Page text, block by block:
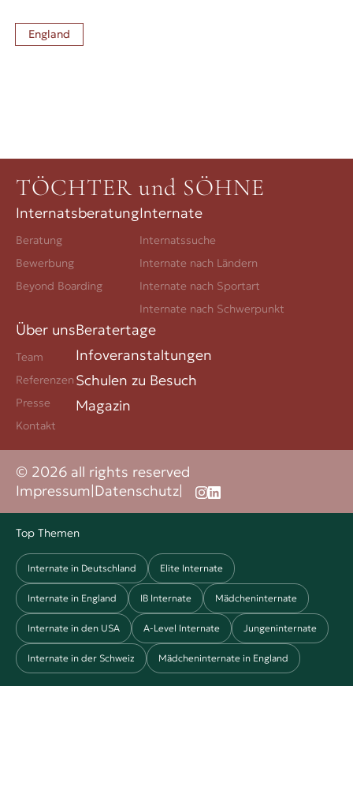
England
TÖCHTER und SÖHNE
Internatsberatung
Beratung
Bewerbung
Beyond Boarding
Internate
Internatssuche
Internate nach Ländern
Internate nach Sportart
Internate nach Schwerpunkt
Über uns
Team
Referenzen
Presse
Kontakt
Beratertage
Infoveranstaltungen
Schulen zu Besuch
Magazin
© 2026 all rights reserved
Impressum|Datenschutz|
Top Themen
Internate in Deutschland Elite Internate
Internate in England IB Internate Mädcheninternate
Internate in den USA A-Level Internate Jungeninternate
Internate in der Schweiz Mädcheninternate in England